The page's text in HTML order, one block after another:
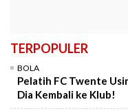
TERPOPULER
BOLA
Pelatih FC Twente
Dia Kembali ke Klub!